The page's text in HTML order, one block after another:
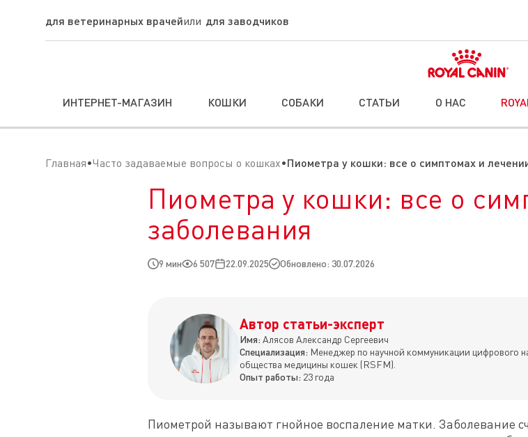
для ветеринарных врачей для заводчиков
ИНТЕРНЕТ-МАГАЗИН КОШКИ СОБАКИ СТАТЬИ О НАС
Главная Часто задаваемые вопросы о кошках Пиометра у кошки: все о симптомах и
Пиометра у кошки: все о
заболевания
9 мин 6 507 22.09.2025 Обновлено: 30.07.2026
Автор статьи-эксперт
Имя: Алясов Александр Сергеевич
Специализация: Менеджер по научной коммуникации цифрового
общества медицины кошек (RSFM).
Опыт работы: 23 года
Пиометрой называют гнойное воспаление матки. Заболевание